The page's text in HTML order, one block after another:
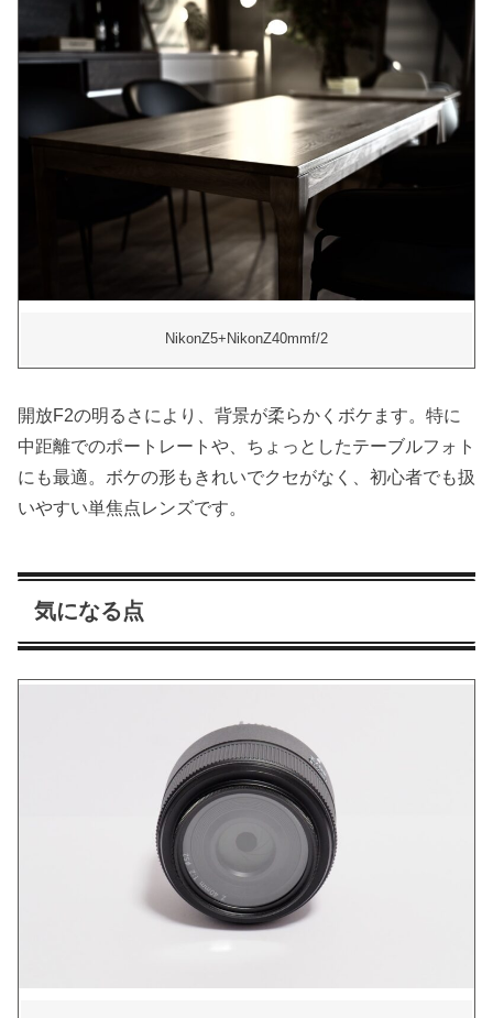
NikonZ5+NikonZ40mmf/2
開放F2の明るさにより、背景が柔らかくボケます。特に
中距離でのポートレートや、ちょっとしたテーブルフォト
にも最適。ボケの形もきれいでクセがなく、初心者でも扱
いやすい単焦点レンズです。
気になる点